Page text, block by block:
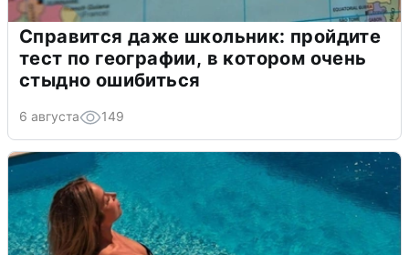
Справится даже школьник: пройдите
тест по географии, в котором очень
стыдно ошибиться
6 августа 149